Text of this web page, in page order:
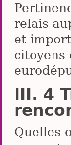
relais
et
citoyens
4
Quelles